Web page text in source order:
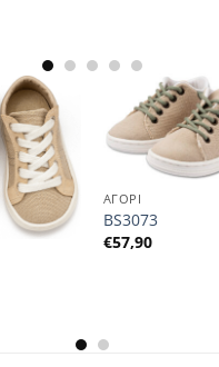
ΑΓΟΡΙ
BS3073
€57,90